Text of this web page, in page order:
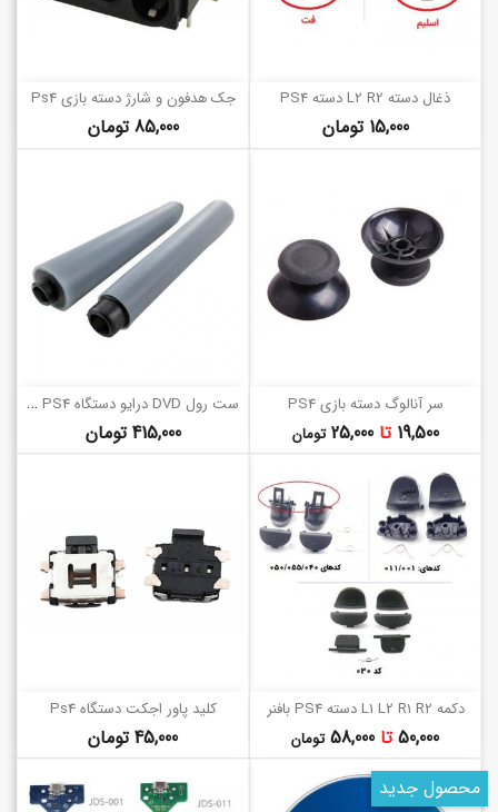
ذغال دسته L2 R2 دسته PS4
قیمت 15,000 تومان
جک هدفون و شارژ دسته بازی Ps4
قیمت85,000 تومان
سر آنالوگ دسته بازی PS4
قیمت 19,500 تا25,000 تومان
س
ت رول DVD درایو دستگاه PS4 (1100 و 1200)
قیمت415,000 تومان
دکمه L1 L2 R1 R2 دسته PS4 بافنر
قیمت 50,000 تا 58,000 تومان
کلید پاور اجکت دستگاه Ps4
قیمت45,000 تومان
محصول جدید